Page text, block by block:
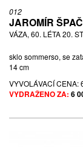
012
JAROMÍR
VÁZA, 60. LÉTA 20.
sklo sommerso, se
14 cm
VYVOLÁVACÍ CENA:
VYDRAŽENO ZA: 6